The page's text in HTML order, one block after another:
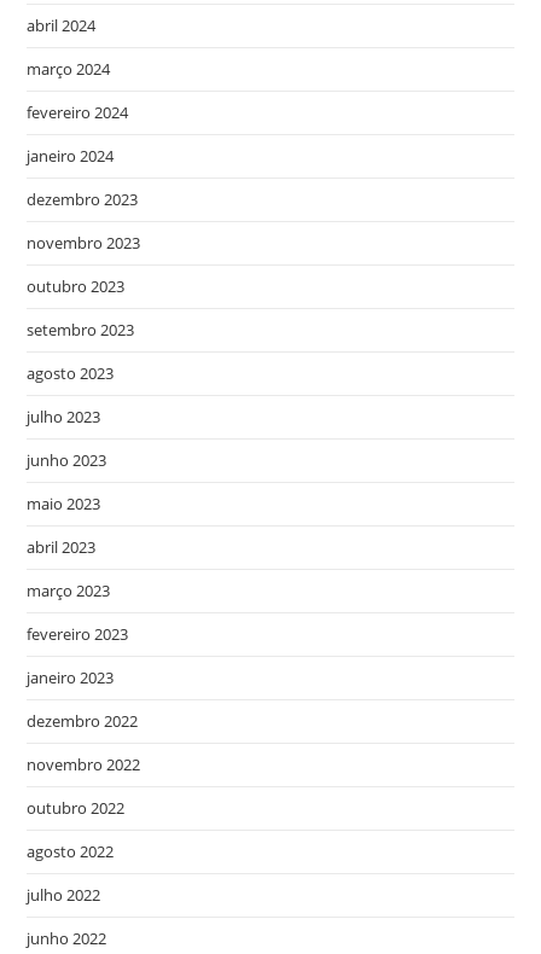
abril 2024
março 2024
fevereiro 2024
janeiro 2024
dezembro 2023
novembro 2023
outubro 2023
setembro 2023
agosto 2023
julho 2023
junho 2023
maio 2023
abril 2023
março 2023
fevereiro 2023
janeiro 2023
dezembro 2022
novembro 2022
outubro 2022
agosto 2022
julho 2022
junho 2022